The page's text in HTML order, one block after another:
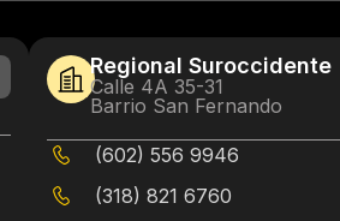
Regional Suroccidente
Calle 4A 35-31
Barrio San Fernando
(602) 556 9946
(318) 821 6760